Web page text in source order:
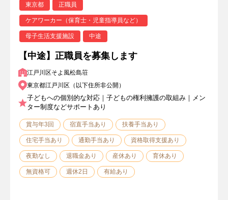
東京都 正職員
ケアワーカー（保育士・児童指導員など）
母子生活支援施設 中途
【中途】正職員を募集します
江戸川区そよ風松島荘
東京都江戸川区（以下住所非公開）
子どもへの個別的な対応｜子どもの権利擁護の取組み｜メン
ター制度などサポートあり
賞与年3回 宿直手当あり 扶養手当あり
住宅手当あり 通勤手当あり 資格取得支援あり
夜勤なし 退職金あり 産休あり 育休あり
無資格可 週休2日 有給あり